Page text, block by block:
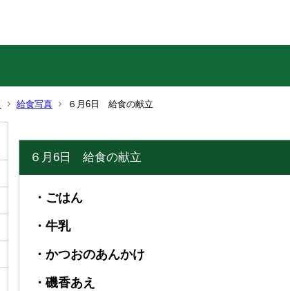
給食写真 ６月6日 給食の献立
６月6日 給食の献立
・ごはん
・牛乳
・かつおのあんかけ
・磯香あえ